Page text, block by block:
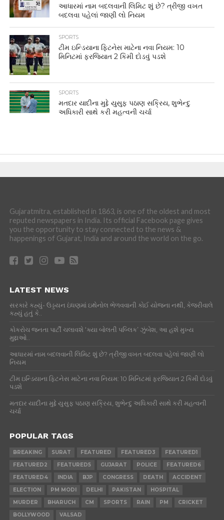
આધારમાં નામ બદલવાની લિમિટ શું છે? ત્રીજી વખત
બદલવા પહેલાં જાણી લો નિયમ
SPORTS
ટીમ ઇન્ડિયાના ફિટનેસ માટેના નવા નિયમ: 10
મિનિટમાં ફરજિયાત 2 કિમી દોડવું પડશે
SPORTS
મતદાર યાદીના મુદ્દે યુસુફ પઠાણ સક્રિય, શુભેન્દુ
અધિકારી સાથે કરી મહત્વની ચર્ચા
Gujaratmitra, established in 1863, is one of the oldest and most
reputed newspapers in India. Its official Facebook page gives
you the opportunity to stay connected to the news &
happenings of Gujarat, India and around the world on the go.
LATEST NEWS
સરકારે કહ્યું- ઉડ્ડયન ઇંધણમાં ઇથેનોલ ભેળવવાની કોઈ યોજના નથી, કેજરીવાલે
કહ્યું હતું કે..
કોકરોચ જનતા પાર્ટી ચલાવશે ‘ક્યા બોલતી પબ્લિક’ ઝુંબેશ, આ હશે મુખ્ય
મુદ્દાઓ..
આધારમાં નામ બદલવાની લિમિટ શું છે? ત્રીજી વખત બદલવા પહેલાં જાણી લો
નિયમ
ટીમ ઇન્ડિયાના ફિટનેસ માટેના નવા નિયમ: 10 મિનિટમાં ફરજિયાત 2 કિમી દોડવું
પડશે
મતદાર યાદીના મુદ્દે યુસુફ પઠાણ સક્રિય, શુભેન્દુ અધિકારી સાથે કરી મહત્વની
ચર્ચા
POPULAR TAGS
BREAKING SURAT FEATURED FEATURED3
FEATURED1
FEATURED2
FEATURED5 GUJARAT POLICE
FEATURED6
FEATURED4
INDIA BJP CONGRESS DEATH
ACCIDENT
ELECTION
PM MODI DELHI PAKISTAN
HOSPITAL
MURDER
BHARUCH CM SPORTS RAIN PM
CRICKET
BOLLYWOOD
VALSAD